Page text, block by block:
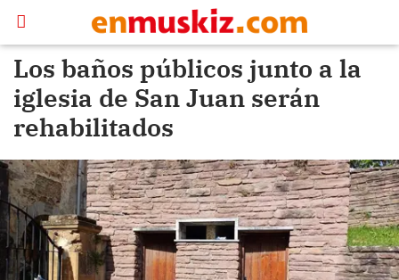
Los baños públicos junto a la
iglesia de San Juan serán
rehabilitados